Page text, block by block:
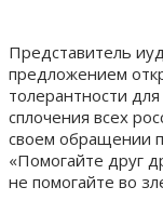
Представитель
предложением
толерантности
сплочения всех
своем обращении
«Помогайте друг
не помогайте во